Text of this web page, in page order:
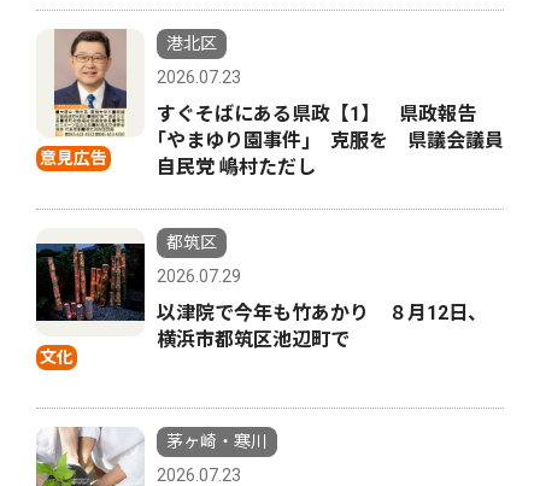
意見広告
港北区
2026.07.23
すぐそばにある県政【1】 県政報告
｢やまゆり園事件｣ 克服を 県議会議員
自民党 嶋村ただし
文化
都筑区
2026.07.29
以津院で今年も竹あかり ８月12日、
横浜市都筑区池辺町で
茅ヶ崎・寒川
2026.07.23